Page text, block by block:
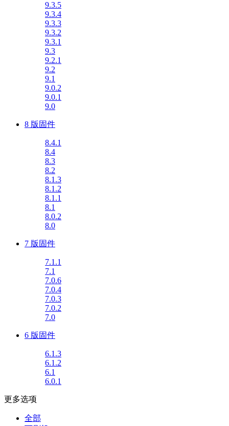
9.3.5
9.3.4
9.3.3
9.3.2
9.3.1
9.3
9.2.1
9.2
9.1
9.0.2
9.0.1
9.0
8 版固件
8.4.1
8.4
8.3
8.2
8.1.3
8.1.2
8.1.1
8.1
8.0.2
8.0
7 版固件
7.1.1
7.1
7.0.6
7.0.4
7.0.3
7.0.2
7.0
6 版固件
6.1.3
6.1.2
6.1
6.0.1
更多选项
全部